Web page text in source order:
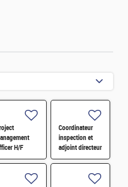
H/F
Coordinateur
inspection et
adjoint directeur
qualité/inspection